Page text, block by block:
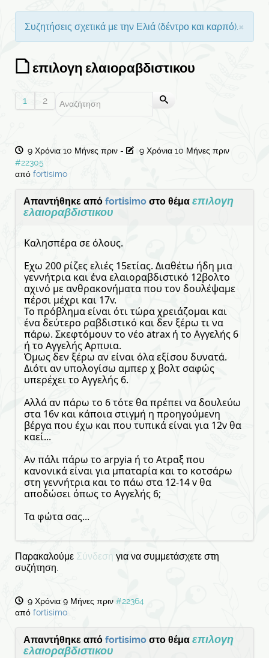
×
Συζητήσεις σχετικά με την Ελιά (δέντρο και καρπό).
επιλογη ελαιοραβδιστικου
1 2
9 Χρόνια 10 Μήνες πριν -
9 Χρόνια 10 Μήνες πριν
#22305
από fortisimo
Απαντήθηκε από fortisimo στο θέμα επιλογη
ελαιοραβδιστικου
Καλησπέρα σε όλους.
Εχω 200 ρίζες ελιές 15ετίας. Διαθέτω ήδη μια
γεννήτρια και ένα ελαιοραβδιστικό 12βολτο
αχινό με ανθρακονήματα που τον δουλέψαμε
πέρσι μέχρι και 17v.
Το πρόβλημα είναι ότι τώρα χρειάζομαι και
ένα δεύτερο ραβδιστικό και δεν ξέρω τι να
πάρω. Σκεφτόμουν το νέο atrax ή το Αγγελής 6
ή το Αγγελής Αρπυια.
Όμως δεν ξέρω αν είναι όλα εξίσου δυνατά.
Διότι αν υπολογίσω αμπερ χ βολτ σαφώς
υπερέχει το Αγγελής 6.
Αλλά αν πάρω το 6 τότε θα πρέπει να δουλεύω
στα 16v και κάποια στιγμή η προηγούμενη
βέργα που έχω και που τυπικά είναι για 12v θα
καεί...
Αν πάλι πάρω το arpyia ή το Ατραξ που
κανονικά είναι για μπαταρία και το κοτσάρω
στη γεννήτρια και το πάω στα 12-14 v θα
αποδώσει όπως το Αγγελής 6;
Τα φώτα σας...
Παρακαλούμε Σύνδεση για να συμμετάσχετε στη
συζήτηση.
9 Χρόνια 9 Μήνες πριν #22364
από fortisimo
Απαντήθηκε από fortisimo στο θέμα επιλογη
ελαιοραβδιστικου